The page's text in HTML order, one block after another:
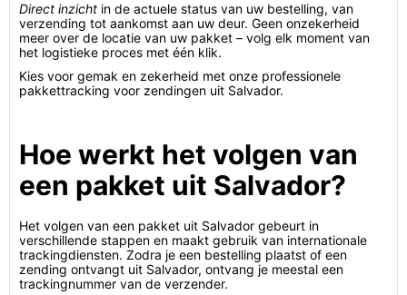
Direct inzicht in de actuele status van uw bestelling, van
verzending tot aankomst aan uw deur. Geen onzekerheid
meer over de locatie van uw pakket – volg elk moment van
het logistieke proces met één klik.
Kies voor gemak en zekerheid met onze professionele
pakkettracking voor zendingen uit Salvador.
Hoe werkt het volgen van
een pakket uit Salvador?
Het volgen van een pakket uit Salvador gebeurt in
verschillende stappen en maakt gebruik van internationale
trackingdiensten. Zodra je een bestelling plaatst of een
zending ontvangt uit Salvador, ontvang je meestal een
trackingnummer van de verzender.